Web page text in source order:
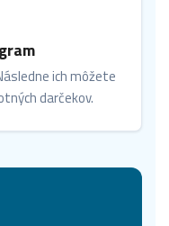
ich môžete
darčekov.